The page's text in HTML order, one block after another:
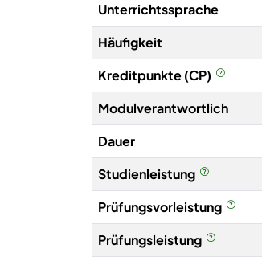
Unterrichtssprache
Häufigkeit
Kreditpunkte (CP)
Modulverantwortlich
Dauer
Studienleistung
Prüfungsvorleistung
Prüfungsleistung